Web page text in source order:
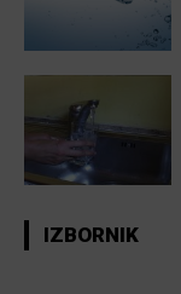
IZBORNIK